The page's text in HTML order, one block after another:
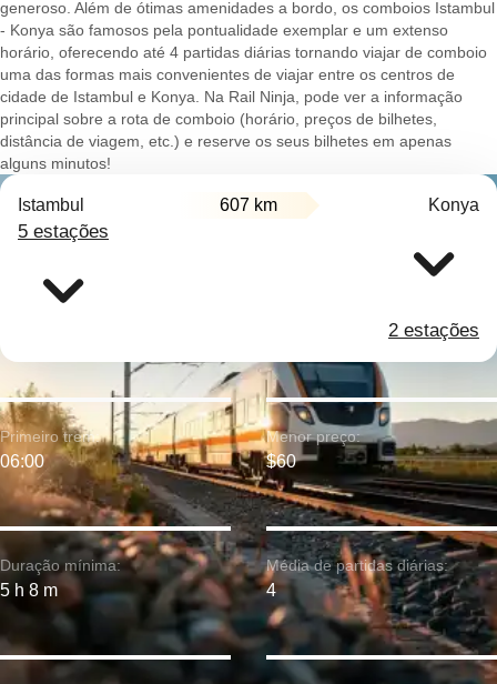
generoso. Além de ótimas amenidades a bordo, os comboios Istambul
- Konya são famosos pela pontualidade exemplar e um extenso
horário, oferecendo até 4 partidas diárias tornando viajar de comboio
uma das formas mais convenientes de viajar entre os centros de
cidade de Istambul e Konya. Na Rail Ninja, pode ver a informação
principal sobre a rota de comboio (horário, preços de bilhetes,
distância de viagem, etc.) e reserve os seus bilhetes em apenas
alguns minutos!
Istambul 607 km Konya
5 estações
2 estações
Duração mínima:
5 h 8 m
Primeiro trem:
06:00
Menor preço:
$60
Média de partidas diárias:
4